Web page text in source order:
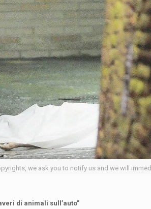
we ask you to notify us and we will
di animali sull’auto”